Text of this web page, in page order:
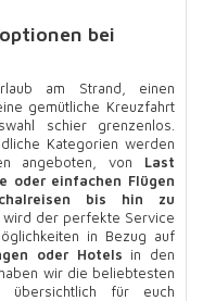
bei
am Strand, einen
gemütliche Kreuzfahrt
schier grenzenlos.
Kategorien werden
angeboten, von Last
oder einfachen Flügen
bis hin zu
wird der perfekte Service
in Bezug auf
oder Hotels in den
wir die beliebtesten
übersichtlich für euch